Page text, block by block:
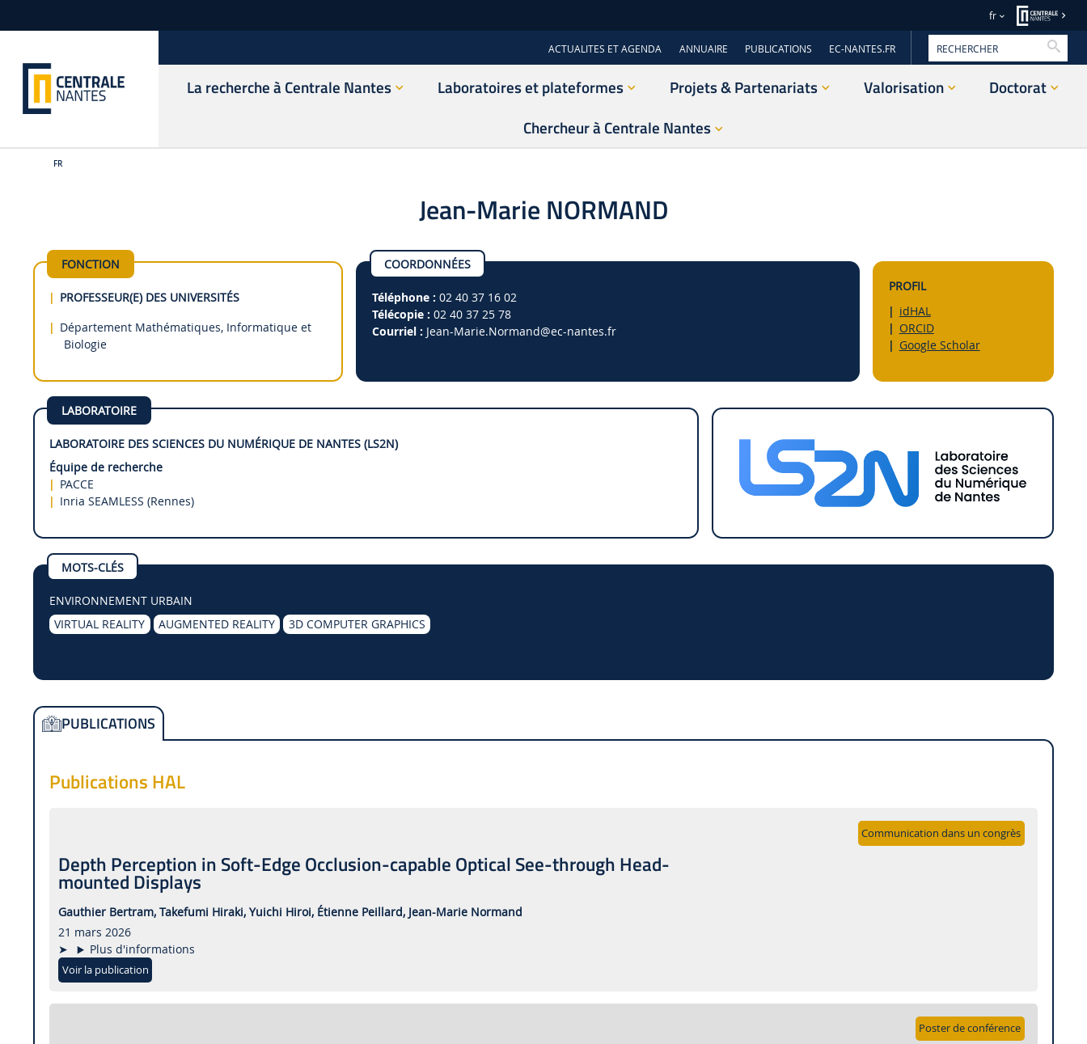
fr
ACTUALITES ET AGENDA ANNUAIRE PUBLICATIONS EC-NANTES.FR
La recherche à Centrale Nantes Laboratoires et plateformes Projets & Partenariats Valorisation
Doctorat
Chercheur à Centrale Nantes
FR
Jean-Marie NORMAND
FONCTION
PROFESSEUR(E) DES UNIVERSITÉS
Département Mathématiques, Informatique et
Biologie
COORDONNÉES
Téléphone : 02 40 37 16 02
Télécopie : 02 40 37 25 78
Courriel : Jean-Marie.Normand@ec-nantes.fr
PROFIL
idHAL
ORCID
Google Scholar
LABORATOIRE
LABORATOIRE DES SCIENCES DU NUMÉRIQUE DE NANTES (LS2N)
Équipe de recherche
PACCE
Inria SEAMLESS (Rennes)
MOTS-CLÉS
ENVIRONNEMENT URBAIN
VIRTUAL REALITY
AUGMENTED REALITY 3D COMPUTER GRAPHICS
PUBLICATIONS
Publications HAL
Depth Perception in Soft-Edge Occlusion-capable Optical See-through Head-
mounted Displays
Communication dans un congrès
Gauthier Bertram, Takefumi Hiraki, Yuichi Hiroi, Étienne Peillard, Jean-Marie Normand
21 mars 2026
Plus d'informations
Voir la publication
Poster de conférence